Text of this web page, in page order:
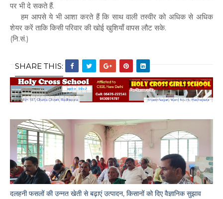
पर भी दे सकते हैं.
हम आपसे ये भी आशा करते हैं कि साथ वाली तस्वीर को अधिक से अधिक
शेयर करें ताकि किसी परिवार की खोई खुशियाँ वापस लौट सके.
(नि.सं.)
SHARE THIS:
दलहनी फसलों की उन्नत खेती से बढ़ाएं उत्पादन, किसानों को दिए वैज्ञानिक सुझाव